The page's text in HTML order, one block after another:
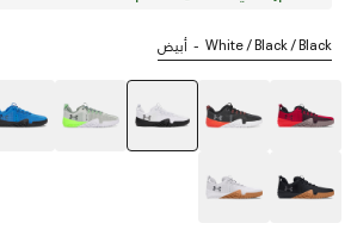
White / Black / Black أبيض